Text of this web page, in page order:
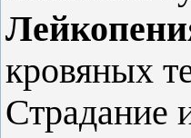
кровяных
Страдание